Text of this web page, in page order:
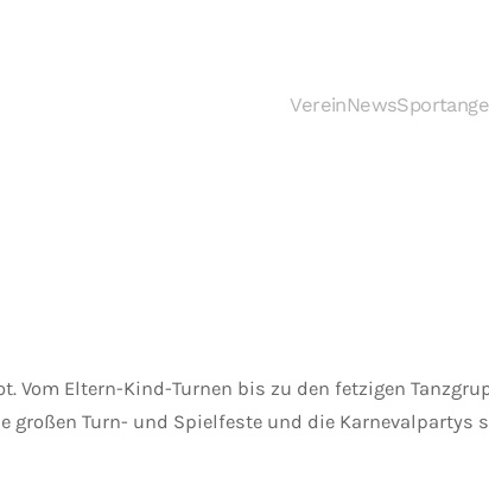
VereinNews
Eltern-Kind-Turnen bis zu den fetzigen
Turn- und Spielfeste und die Karnevalpartys